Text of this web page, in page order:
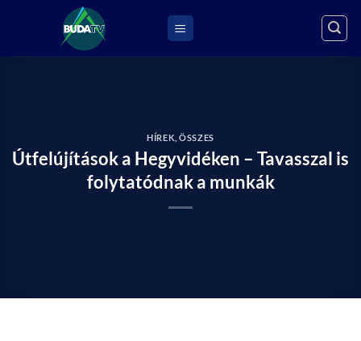
HÍREK ,ÖSSZES
Útfelújítások a Hegyvidéken – Tavasszal is
folytatódnak a munkák